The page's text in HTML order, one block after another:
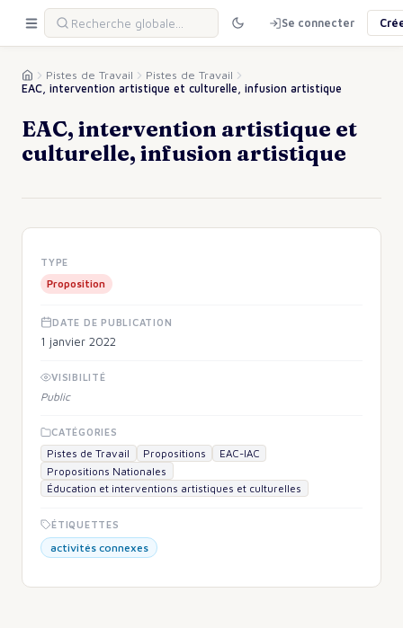
Se connecter
Pistes de Travail
Pistes de Travail
EAC, intervention artistique et culturelle, infusion artistique
EAC, intervention artistique et
culturelle, infusion artistique
TYPE
Proposition
DATE DE PUBLICATION
1 janvier 2022
VISIBILITÉ
Public
CATÉGORIES
Pistes de Travail Propositions
EAC-IAC
Propositions Nationales
Éducation et interventions artistiques et culturelles
ÉTIQUETTES
activités connexes